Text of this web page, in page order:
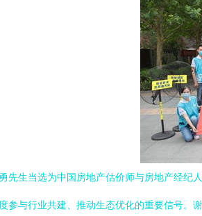
先生当选为中国房地产估价师与房地产经纪
参与行业共建、推动生态优化的重要信号